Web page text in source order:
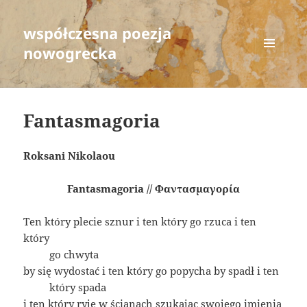
współczesna poezja
nowogrecka
MENU
AND
WIDGETS
Fantasmagoria
Roksani Nikolaou
Fantasmagoria // Φαντασμαγορία
Ten który plecie sznur i ten który go rzuca i ten
który
go chwyta
by się wydostać i ten który go popycha by spadł i ten
który spada
i ten który ryje w ścianach szukając swojego imienia